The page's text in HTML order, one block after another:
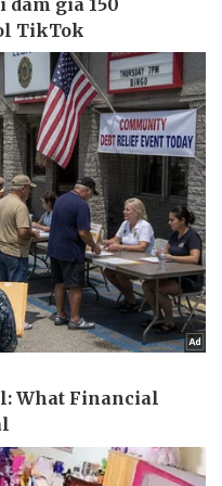
tô - Xe máy
Ô tô
Xe máy
Tư vấn